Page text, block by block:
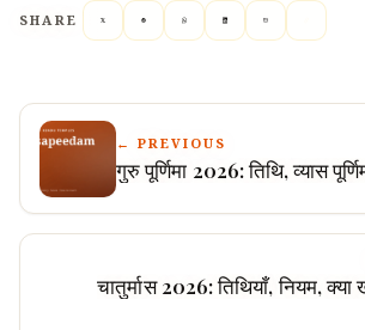
SHARE
← PREVIOUS
गुरु पूर्णिमा 2026: तिथि, व्यास
चातुर्मास 2026: तिथियाँ, नियम, क्या